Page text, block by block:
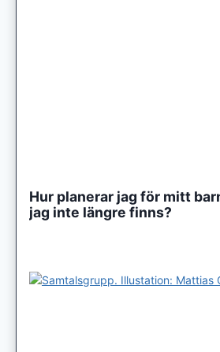
Hur planerar jag för mitt
jag inte längre finns?